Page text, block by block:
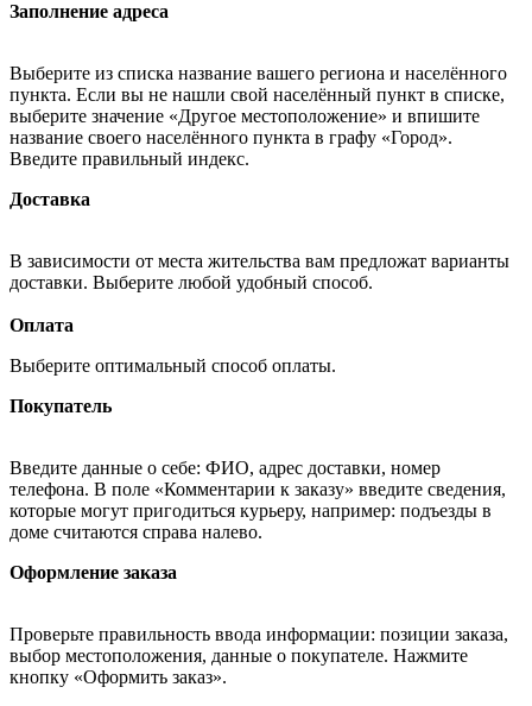
Заполнение адреса
Выберите из списка название вашего региона и населённого
пункта. Если вы не нашли свой населённый пункт в списке,
выберите значение «Другое местоположение» и впишите
название своего населённого пункта в графу «Город».
Введите правильный индекс.
Доставка
В зависимости от места жительства вам предложат варианты
доставки. Выберите любой удобный способ.
Оплата
Выберите оптимальный способ оплаты.
Покупатель
Введите данные о себе: ФИО, адрес доставки, номер
телефона. В поле «Комментарии к заказу» введите сведения,
которые могут пригодиться курьеру, например: подъезды в
доме считаются справа налево.
Оформление заказа
Проверьте правильность ввода информации: позиции заказа,
выбор местоположения, данные о покупателе. Нажмите
кнопку «Оформить заказ».